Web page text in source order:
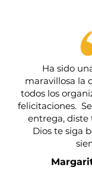
Ha sido
maravillosa la
todos los
felicitaciones.
entrega, diste
Dios te siga